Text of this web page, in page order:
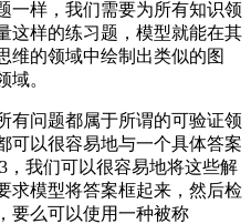
一样，我们需要为所有知识领
这样的练习题，模型就能在其
维的领域中绘制出类似的图
域。
问题都属于所谓的可验证领
可以很容易地与一个具体答案
，我们可以很容易地将这些解
求模型将答案框起来，然后检
要么可以使用一种被称